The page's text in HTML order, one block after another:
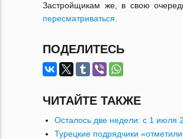
Застройщикам же, в свою
пересматриваться
ПОДЕЛИТЕСЬ
ЧИТАЙТЕ ТАКЖЕ
Осталось две недели: с 1 июля
Турецкие подрядчики